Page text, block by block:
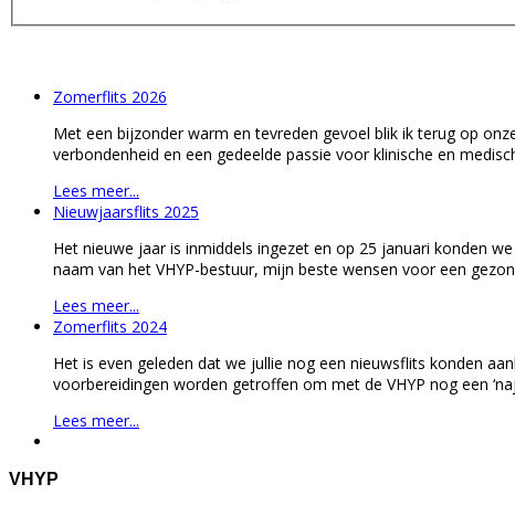
Zomerflits 2026
Met een bijzonder warm en tevreden gevoel blik ik terug op
verbondenheid en een gedeelde passie voor klinische en
Lees meer...
Nieuwjaarsflits 2025
Het nieuwe jaar is inmiddels ingezet en op 25 januari konden
naam van het VHYP-bestuur, mijn beste wensen voor een
Lees meer...
Zomerflits 2024
Het is even geleden dat we jullie nog een nieuwsflits konden
voorbereidingen worden getroffen om met de VHYP nog een
Lees meer...
VHYP